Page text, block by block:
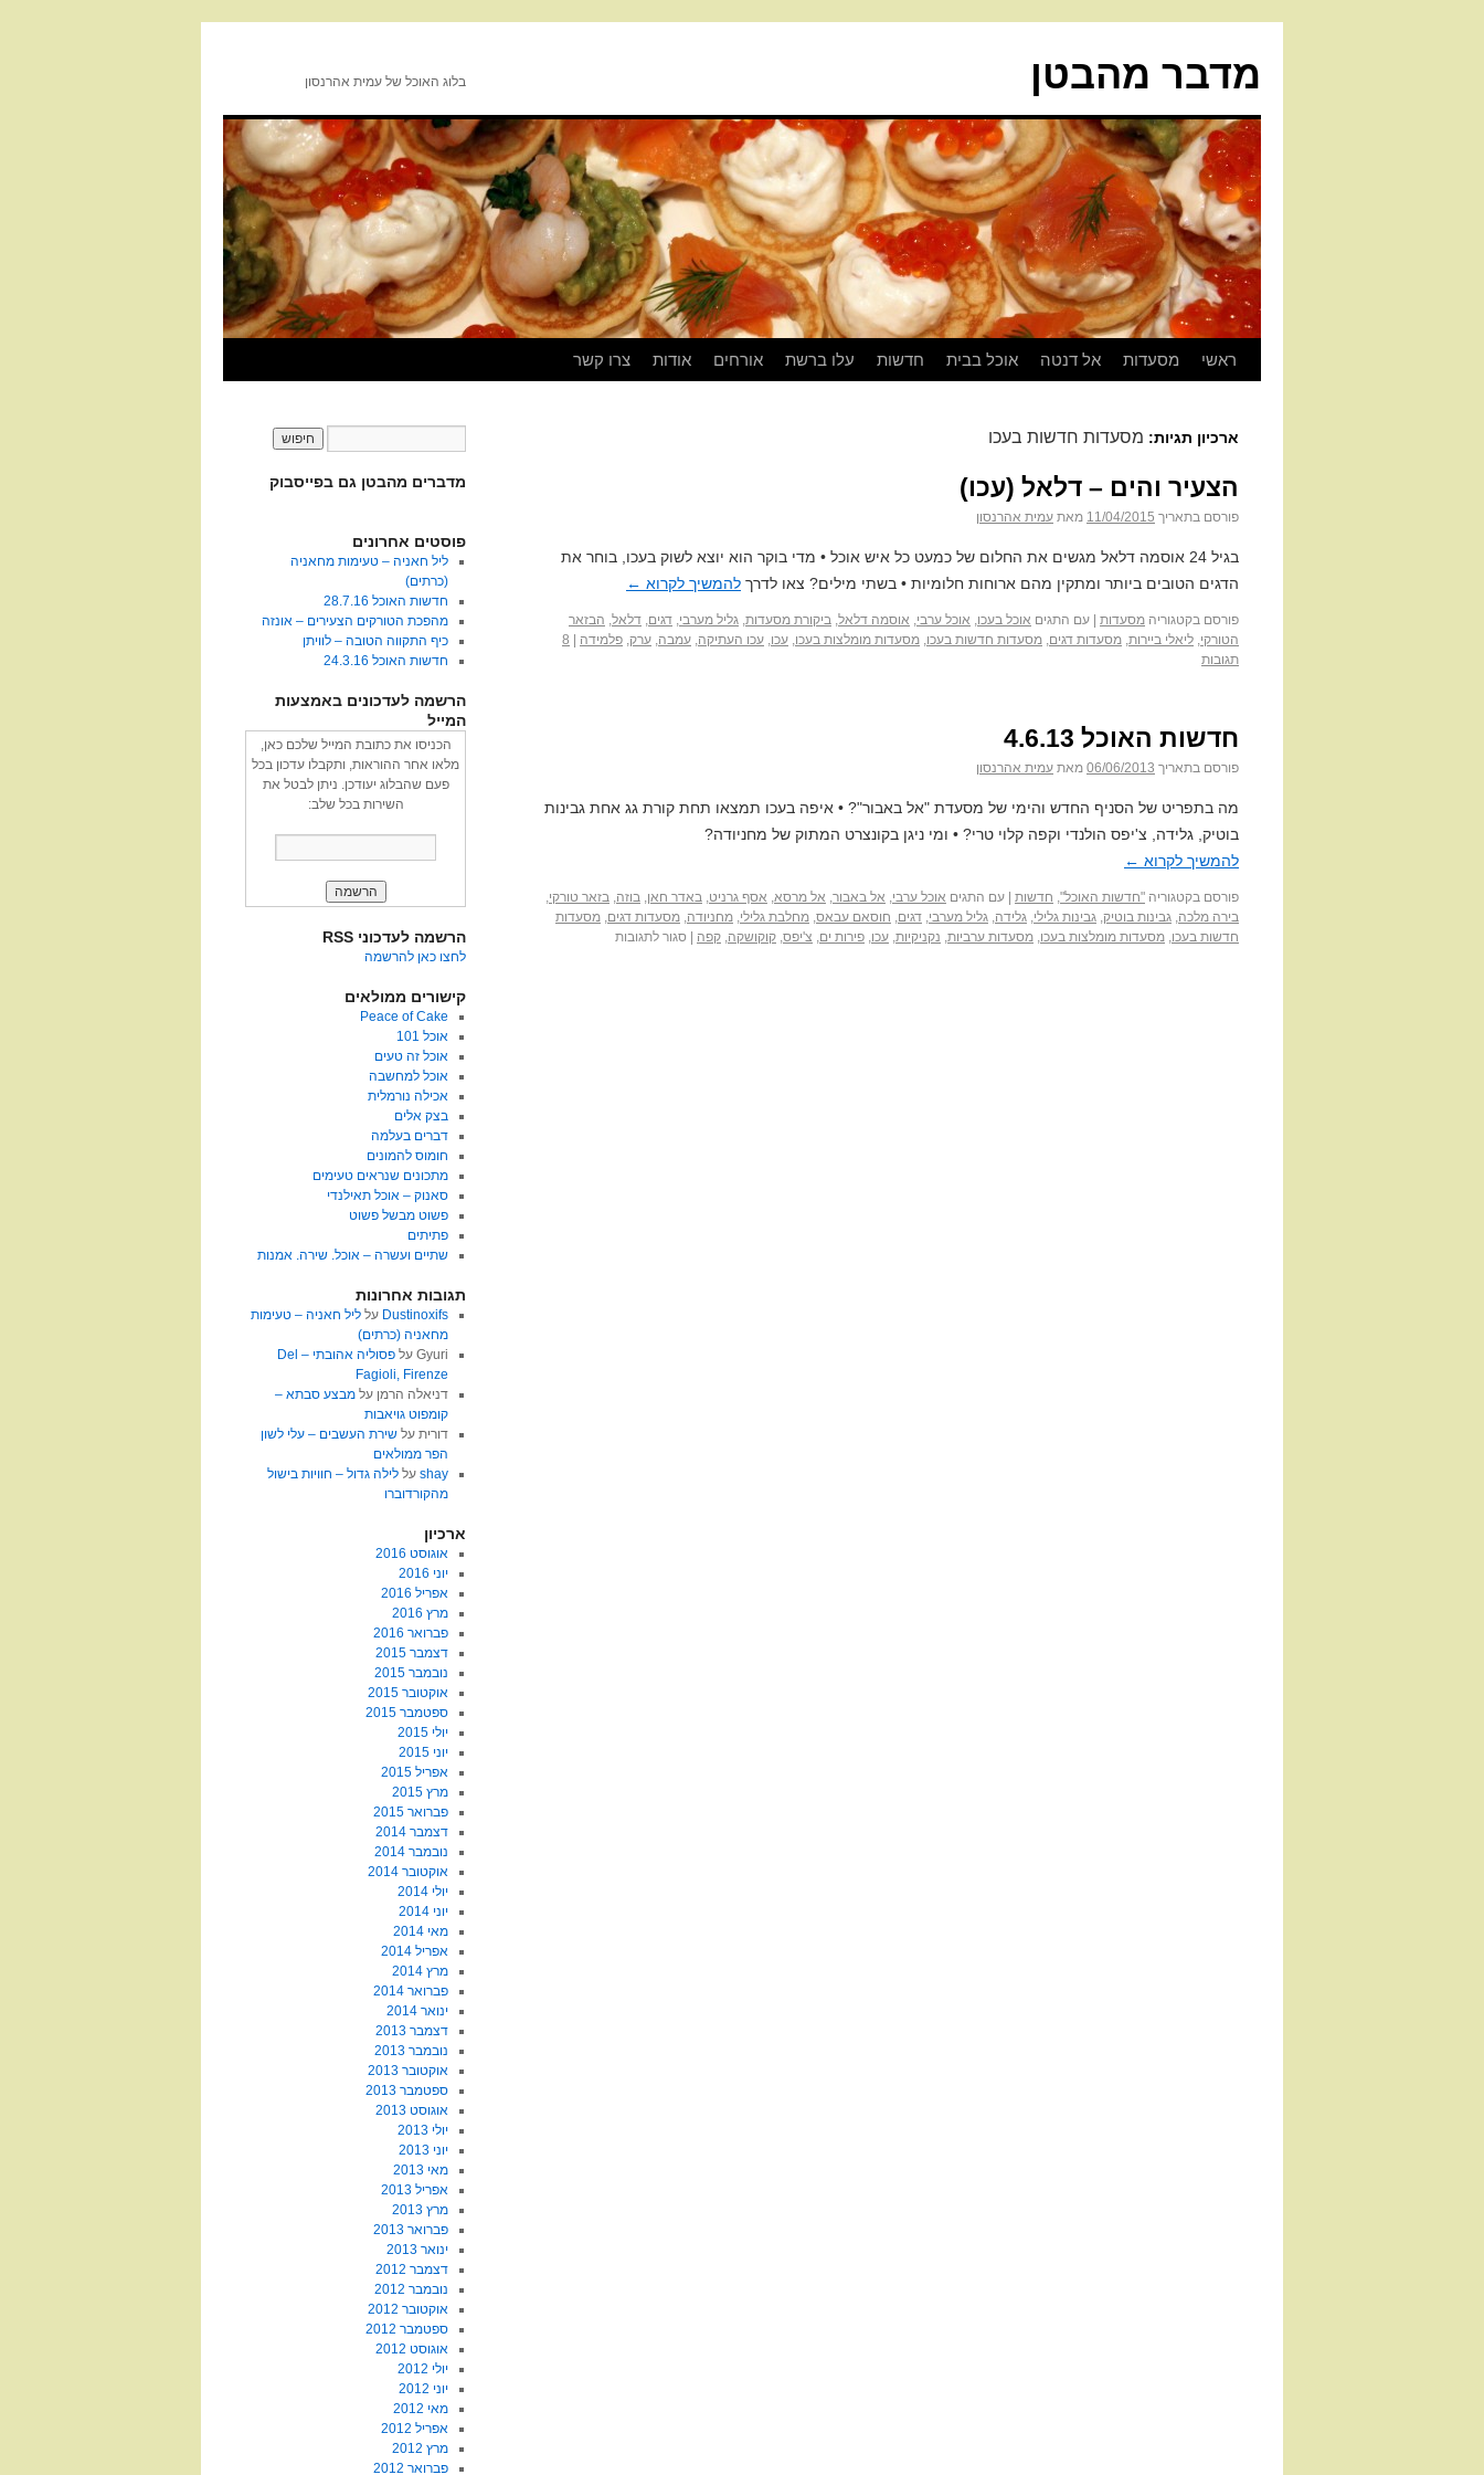
מדבר מהבטן בלוג האוכל של עמית אהרנסון
ראשי מסעדות אל דנטה אוכל בבית חדשות עלו ברשת אורחים אודות צרו קשר
ארכיון תגיות: מסעדות חדשות בעכו
הצעיר והים – דלאל (עכו)
פורסם בתאריך 11/04/2015 מאת עמית אהרנסון
בגיל 24 אוסמה דלאל מגשים את החלום של כמעט כל איש אוכל • מדי בוקר הוא יוצא לשוק בעכו, בוחר את
הדגים הטובים ביותר ומתקין מהם ארוחות חלומיות • בשתי מילים? צאו לדרך להמשיך לקרוא ←
פורסם בקטגוריה מסעדות עם התגים אוכל בעכו, אוכל ערבי, אוסמה דלאל, ביקורת מסעדות, גליל מערבי, דגים, דלאל, הבזאר
הטורקי, ליאלי ביירות, מסעדות דגים, מסעדות חדשות בעכו, מסעדות מומלצות בעכו, עכו, עכו העתיקה, עמבה, ערק, פלמידה
8
תגובות
חדשות האוכל 4.6.13
פורסם בתאריך 06/06/2013 מאת עמית אהרנסון
מה בתפריט של הסניף החדש והימי של מסעדת "אל באבור"? • איפה בעכו תמצאו תחת קורת גג אחת גבינות
בוטיק, גלידה, צ'יפס הולנדי וקפה קלוי טרי? • ומי ניגן בקונצרט המתוק של מחניודה?
להמשיך לקרוא ←
פורסם בקטגוריה "חדשות האוכל", חדשות עם התגים אוכל ערבי, אל באבור, אל מרסא, אסף גרניט, באדר חאן, בוזה, בזאר טורקי,
בירה מלכה, גבינות בוטיק, גבינות גלילי, גלידה, גליל מערבי, דגים, חוסאם עבאס, מחלבת גלילי, מחניודה, מסעדות דגים, מסעדות
חדשות בעכו, מסעדות מומלצות בעכו, מסעדות ערביות, נקניקיות, עכו, פירות ים, צ'יפס, קוקושקה, קפה סגור לתגובות
מדברים מהבטן גם בפייסבוק
פוסטים אחרונים
ליל חאניה – טעימות מחאניה
(כרתים)
חדשות האוכל 28.7.16
מהפכת הטורקים הצעירים – אונזה
כיף התקווה הטובה – לוויתן
חדשות האוכל 24.3.16
הרשמה לעדכונים באמצעות
המייל
הכניסו את כתובת המייל שלכם כאן,
מלאו אחר ההוראות, ותקבלו עדכון בכל
פעם שהבלוג יעודכן. ניתן לבטל את
השירות בכל שלב:
הרשמה לעדכוני RSS
לחצו כאן להרשמה
קישורים ממולאים
Peace of Cake
אוכל 101
אוכל זה טעים
אוכל למחשבה
אכילה נורמלית
בצק אלים
דברים בעלמה
חומוס להמונים
מתכונים שנראים טעימים
סאנוק – אוכל תאילנדי
פשוט מבשל פשוט
פתיתים
שתיים ועשרה – אוכל. שירה. אמנות
תגובות אחרונות
Dustinoxifs על ליל חאניה – טעימות
מחאניה (כרתים)
Gyuriעל
פסוליה אהובתי – Del
Fagioli, Firenze
דניאלה הרמן על מבצע סבתא –
קומפוט גויאבות
דוריתעל שירת העשבים – עלי לשון
הפר ממולאים
shayעל לילה גדול – חוויות בישול
מהקורדוברו
ארכיון
אוגוסט 2016
יוני 2016
אפריל 2016
מרץ 2016
פברואר 2016
דצמבר 2015
נובמבר 2015
אוקטובר 2015
ספטמבר 2015
יולי 2015
יוני 2015
אפריל 2015
מרץ 2015
פברואר 2015
דצמבר 2014
נובמבר 2014
אוקטובר 2014
יולי 2014
יוני 2014
מאי 2014
אפריל 2014
מרץ 2014
פברואר 2014
ינואר 2014
דצמבר 2013
נובמבר 2013
אוקטובר 2013
ספטמבר 2013
אוגוסט 2013
יולי 2013
יוני 2013
מאי 2013
אפריל 2013
מרץ 2013
פברואר 2013
ינואר 2013
דצמבר 2012
נובמבר 2012
אוקטובר 2012
ספטמבר 2012
אוגוסט 2012
יולי 2012
יוני 2012
מאי 2012
אפריל 2012
מרץ 2012
פברואר 2012